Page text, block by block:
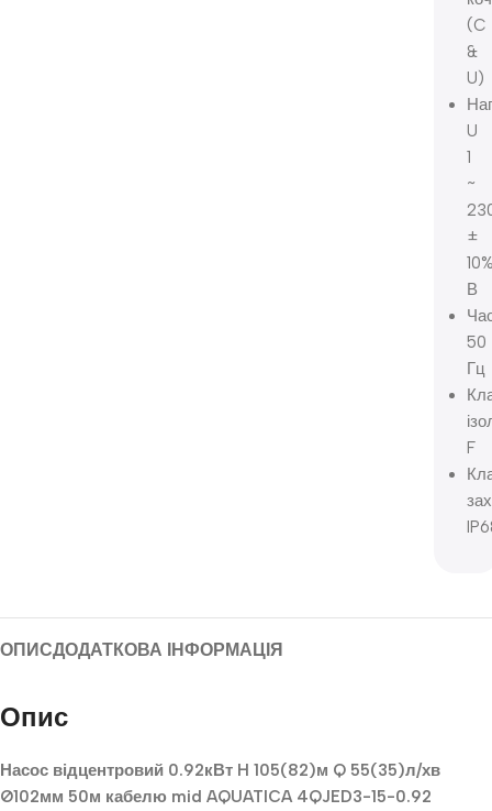
(C
&
U)
U
1
~
±
В
50
Гц
F
ОПИСДОДАТКОВА ІНФОРМАЦІЯ
Опис
Насос відцентровий 0.92кВт H 105(82)м Q 55(35)л/хв
Ø102мм 50м кабелю mid AQUATICA 4QJED3-15-0.92